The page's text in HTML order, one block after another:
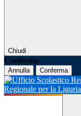
Chiudi
Conferma
Annulla Conferma
Regionale per la Liguria